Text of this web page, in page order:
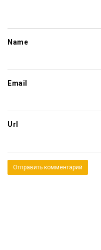
Name
Email
Url